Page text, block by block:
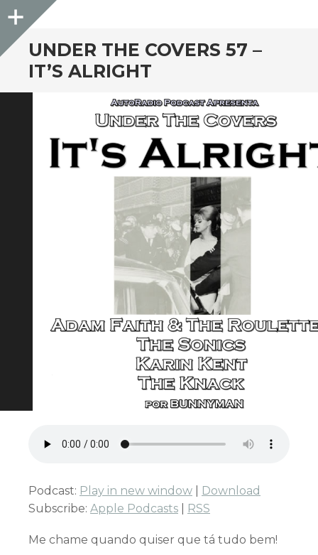
Sidebar
UNDER THE COVERS 57 –
IT’S ALRIGHT
Podcast: Play in new window
Download
Subscribe: Apple Podcasts RSS
Me chame quando quiser que tá tudo bem!